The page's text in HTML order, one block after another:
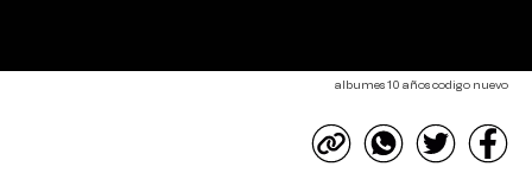
albumes 10 años codigo nuevo